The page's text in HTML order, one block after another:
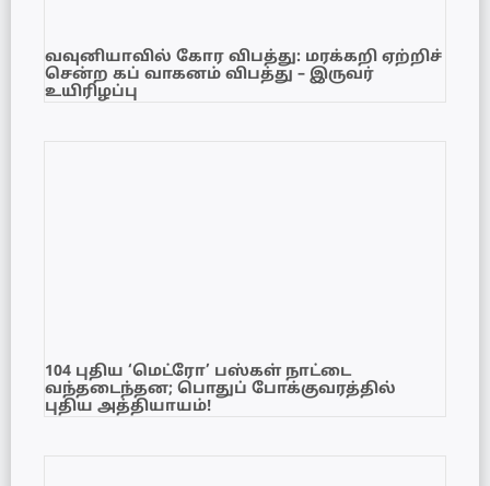
வவுனியாவில் கோர விபத்து: மரக்கறி ஏற்றிச்
சென்ற கப் வாகனம் விபத்து – இருவர்
உயிரிழப்பு
104 புதிய ‘மெட்ரோ’ பஸ்கள் நாட்டை
வந்தடைந்தன; பொதுப் போக்குவரத்தில்
புதிய அத்தியாயம்!